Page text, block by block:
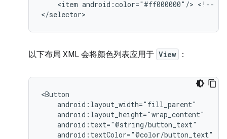
<item android:color="#ff000000"/> <!--
</selector>
以下布局 XML 会将颜色列表应用于 View ：
android:textColor="@color/button_text"